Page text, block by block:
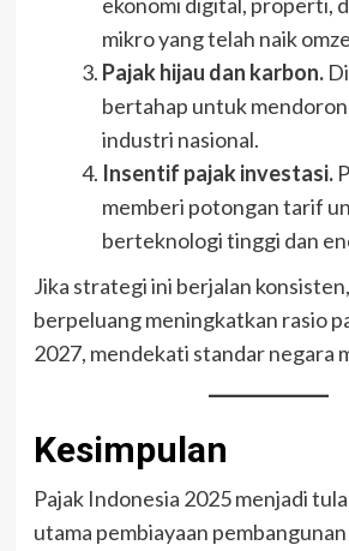
mikro yang telah naik
Pajak hijau dan karbon.
bertahap untuk
industri nasional.
Insentif pajak investasi.
memberi potongan tarif
berteknologi tinggi dan
Jika strategi ini berjalan
berpeluang meningkatkan rasio
2027, mendekati standar negara
Kesimpulan
Pajak Indonesia 2025 menjadi
utama pembiayaan